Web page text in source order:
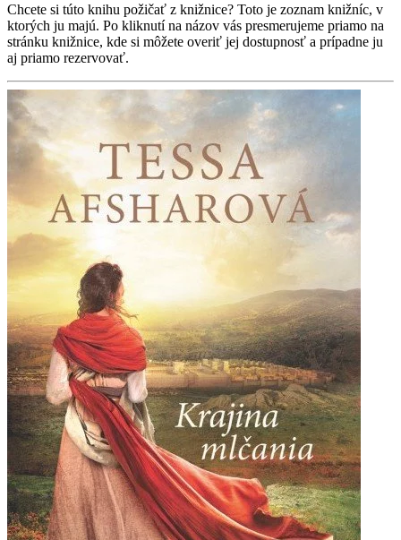
Chcete si túto knihu požičať z knižnice? Toto je zoznam knižníc, v
ktorých ju majú. Po kliknutí na názov vás presmerujeme priamo na
stránku knižnice, kde si môžete overiť jej dostupnosť a prípadne ju
aj priamo rezervovať.